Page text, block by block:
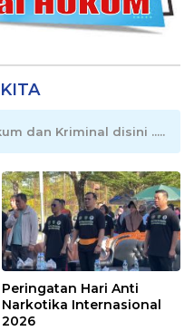
dan Kriminal disini .....
Peringatan Hari Anti
Narkotika Internasional
2026